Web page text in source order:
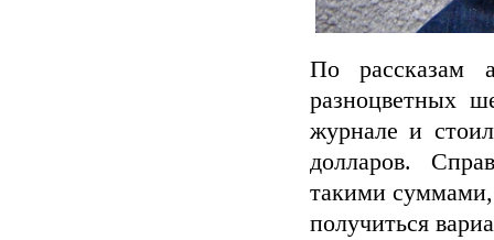
По рассказам
разноцветных
журнале и
долларов.
такими суммами,
получиться